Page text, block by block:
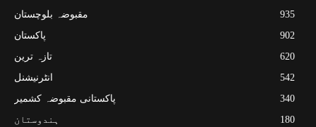
مقبوضہ بلوچستان
935
پاکستان
902
تازہ ترین
620
انٹرنیشنل
542
پاکستانی مقبوضہ کشمیر
340
ہندوستان
180